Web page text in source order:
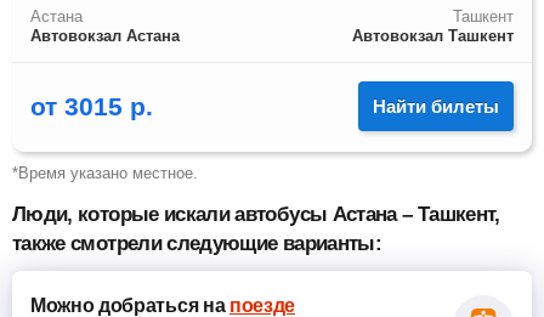
Астана
Автовокзал Астана
Ташкент
Автовокзал Ташкент
от 3015 р. Найти билеты
*Время указано местное.
Люди, которые искали автобусы Астана – Ташкент,
также смотрели следующие варианты:
Можно добратьсяна поезде